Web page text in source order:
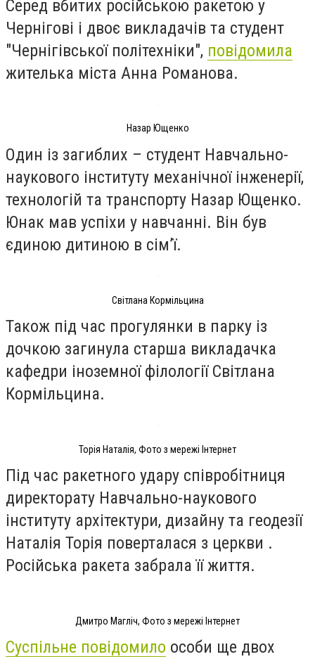
Серед вбитих російською ракетою у
Чернігові і двоє викладачів та студент
"Чернігівської політехніки", повідомила
жителька міста Анна Романова.
Назар Ющенко
Один із загиблих – студент Навчально-
наукового інституту механічної інженерії,
технологій та транспорту Назар Ющенко.
Юнак мав успіхи у навчанні. Він був
єдиною дитиною в сімʼї.
Світлана Кормільцина
Також під час прогулянки в парку із
дочкою загинула старша викладачка
кафедри іноземної філології Світлана
Кормільцина.
Торія Наталія, Фото з мережі Інтернет
Під час ракетного удару співробітниця
директорату Навчально-наукового
інституту архітектури, дизайну та геодезії
Наталія Торія поверталася з церкви .
Російська ракета забрала її життя.
Дмитро Магліч, Фото з мережі Інтернет
Суспільне повідомило особи ще двох